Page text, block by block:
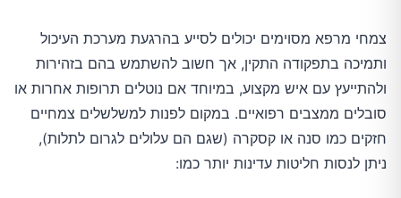
צמחי מרפא מסוימים יכולים לסייע בהרגעת מערכת העיכול
ותמיכה בתפקודה התקין, אך חשוב להשתמש בהם בזהירות
ולהתייעץ עם איש מקצוע, במיוחד אם נוטלים תרופות אחרות או
סובלים ממצבים רפואיים. במקום לפנות למשלשלים צמחיים
חזקים כמו סנה או קסקרה (שגם הם עלולים לגרום לתלות),
ניתן לנסות חליטות עדינות יותר כמו: